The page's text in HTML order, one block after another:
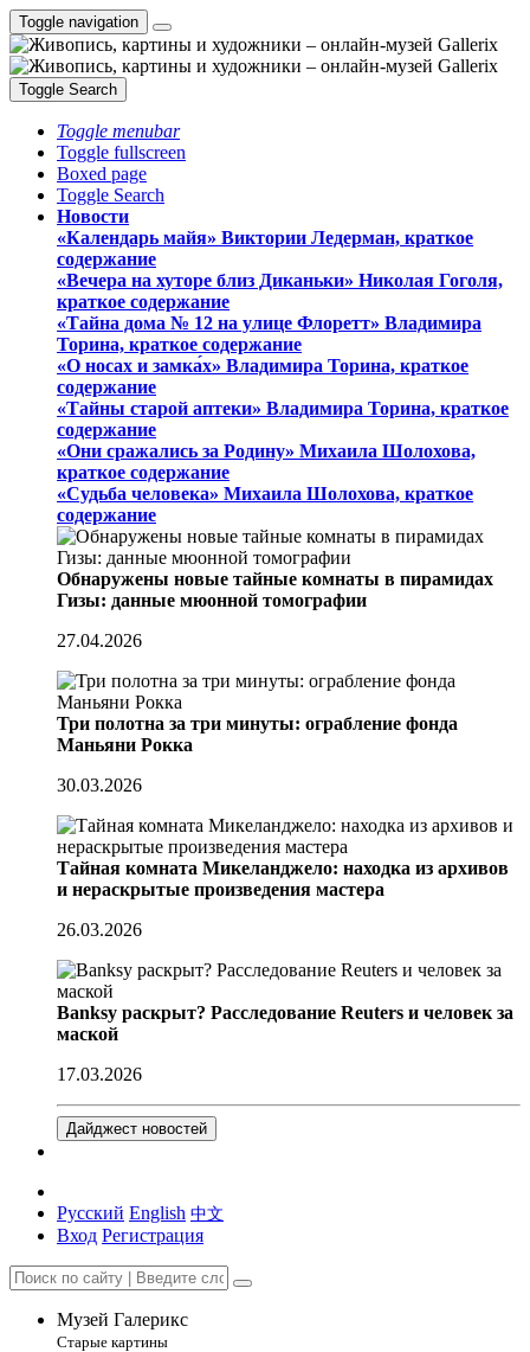
Toggle navigation
Toggle Search
Toggle menubar
Toggle fullscreen
Boxed page
Toggle Search
Новости
«Календарь майя» Виктории Ледерман, краткое
содержание
«Вечера на хуторе близ Диканьки» Николая Гоголя,
краткое содержание
«Тайна дома № 12 на улице Флоретт» Владимира
Торина, краткое содержание
«О носах и замка́х» Владимира Торина, краткое
содержание
«Тайны старой аптеки» Владимира Торина, краткое
содержание
«Они сражались за Родину» Михаила Шолохова,
краткое содержание
«Судьба человека» Михаила Шолохова, краткое
содержание
Обнаружены новые тайные комнаты в пирамидах
Гизы: данные мюонной томографии
27.04.2026
Три полотна за три минуты: ограбление фонда
Маньяни Рокка
30.03.2026
Тайная комната Микеланджело: находка из архивов
и нераскрытые произведения мастера
26.03.2026
Banksy раскрыт? Расследование Reuters и человек за
маской
17.03.2026
Дайджест новостей
Русский English 中文
Вход Регистрация
Музей Галерикс
Старые картины